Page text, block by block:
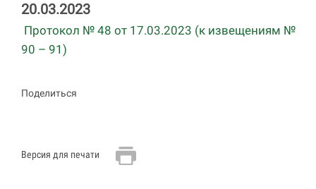
20.03.2023
Протокол № 48 от 17.03.2023 (к извещениям №
90 – 91)
Поделиться
Версия для печати